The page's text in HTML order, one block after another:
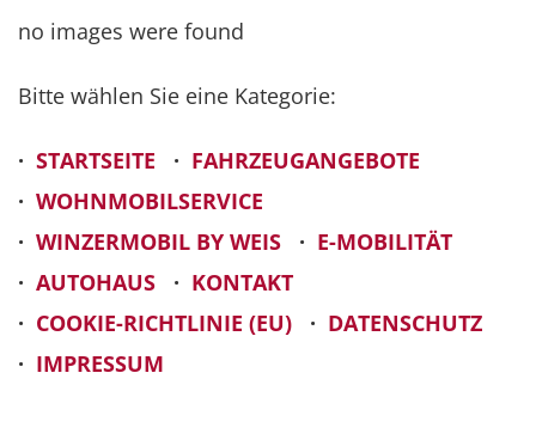
no images were found
Bitte wählen Sie eine Kategorie:
· STARTSEITE · FAHRZEUGANGEBOTE
· WOHNMOBILSERVICE
· WINZERMOBIL BY WEIS · E-MOBILITÄT
· AUTOHAUS · KONTAKT
· COOKIE-RICHTLINIE (EU) · DATENSCHUTZ
· IMPRESSUM